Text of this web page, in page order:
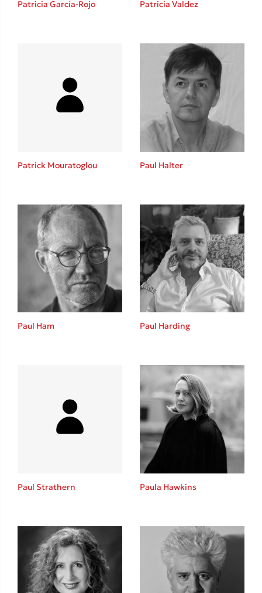
Sebastian Fitzek
Στέφανος Ξενάκης
Το λεξικό της ζωής σου
Κώστας Κρομμύδας
Το λιμάνι μου είσαι εσύ
Ιωάννης Γλωσσόπουλος
Ένας γίγαντας στο σχολείο
Patricia García-Rojo Patricia Valdez
Patrick Mouratoglou Paul Halter
Paul Ham Paul Harding
Paul Strathern Paula Hawkins